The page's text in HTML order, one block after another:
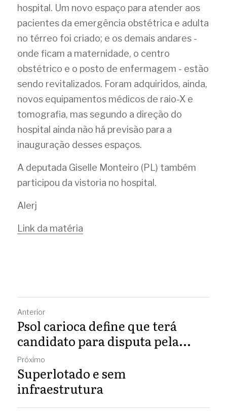
hospital. Um novo espaço para atender aos
pacientes da emergência obstétrica e adulta
no térreo foi criado; e os demais andares -
onde ficam a maternidade, o centro
obstétrico e o posto de enfermagem - estão
sendo revitalizados. Foram adquiridos, ainda,
novos equipamentos médicos de raio-X e
tomografia, mas segundo a direção do
hospital ainda não há previsão para a
inauguração desses espaços.
A deputada Giselle Monteiro (PL) também
participou da vistoria no hospital.
Alerj
Link da matéria
Anterior
Psol carioca define que terá
candidato para disputa pela...
Próximo
Superlotado e sem
infraestrutura